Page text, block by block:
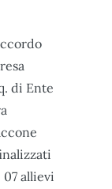
di Ente
allievi